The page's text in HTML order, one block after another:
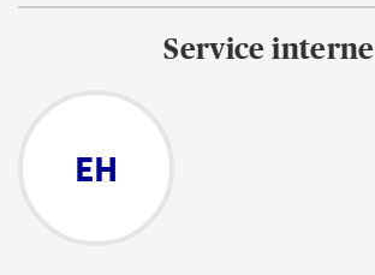
Service interne
EH